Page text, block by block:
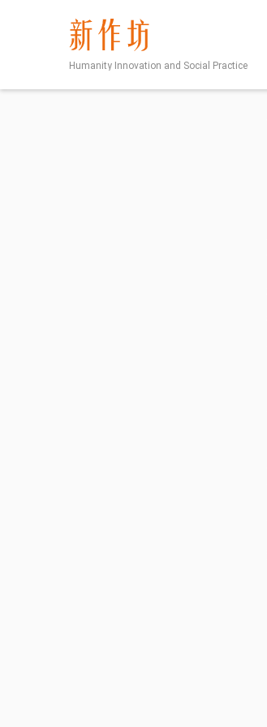
Humanity Innovation and Social Practice